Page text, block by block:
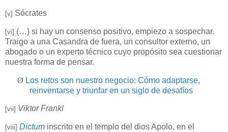
[v] Sócrates
[vi] (…) si hay un consenso positivo, empiezo a sospechar.
Traigo a una Casandra de fuera, un consultor externo, un
abogado o un experto técnico cuyo propósito sea cuestionar
nuestra forma de pensar.
Ø Los retos son nuestro negocio: Cómo adaptarse,
reinventarse y triunfar en un siglo de desafíos
[vii] Viktor Frankl
[viii] Dictum inscrito en el templo del dios Apolo, en el